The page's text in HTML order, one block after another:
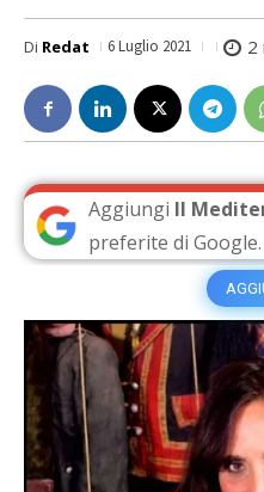
Di Redat 6 Luglio 2021 2
Aggiungi Il
preferite di Google.